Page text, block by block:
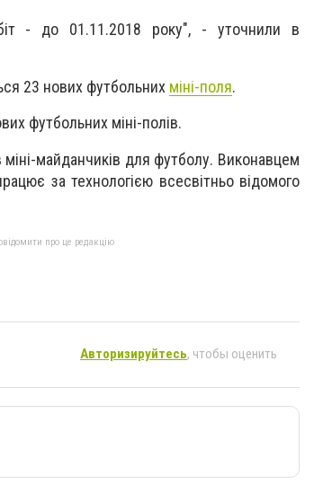
- до 01.11.2018 року", - уточнили в
23 нових футбольних міні-поля.
футбольних міні-полів.
міні-майданчиків для футболу. Виконавцем
за технологією всесвітньо відомого
про це редакцію
Авторизируйтесь, чтобы оценить